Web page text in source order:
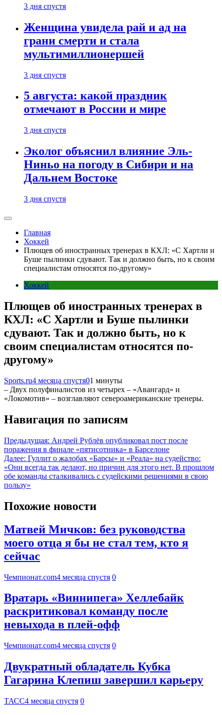
3 дня спустя
Женщина увидела рай и ад на
грани смерти и стала
мультимиллионершей
3 дня спустя
5 августа: какой праздник
отмечают в России и мире
3 дня спустя
Эколог объяснил влияние Эль-
Ниньо на погоду в Сибири и на
Дальнем Востоке
3 дня спустя
Главная
Хоккей
Плющев об иностранных тренерах в КХЛ: «С Хартли и
Буше пылинки сдувают. Так и должно быть, но к своим
специалистам относятся по-другому»
Хоккей
Плющев об иностранных тренерах в
КХЛ: «С Хартли и Буше пылинки
сдувают. Так и должно быть, но к
своим специалистам относятся по-
другому»
Sports.ru4 месяца спустя01 минуты
– Двух полуфиналистов из четырех – «Авангард» и
«Локомотив» – возглавляют североамериканские тренеры.
Навигация по записям
Предыдущая: Андрей Рублёв опубликовал пост после
поражения в финале «пятисотника» в Барселоне
Далее: Гуллит о жалобах «Барсы» и «Реала» на судейство:
«Они всегда так делают, но причин для этого нет. В прошлом
обе команды сталкивались с судейскими решениями в свою
пользу»
Похожие новости
Матвей Мичков: без руководства
моего отца я бы не стал тем, кто я
сейчас
Чемпионат.com4 месяца спустя 0
Вратарь «Виннипега» Хеллебайк
раскритиковал команду после
невыхода в плей-офф
Чемпионат.com4 месяца спустя 0
Двукратный обладатель Кубка
Гагарина Клепиш завершил карьеру
ТАСС4 месяца спустя 0